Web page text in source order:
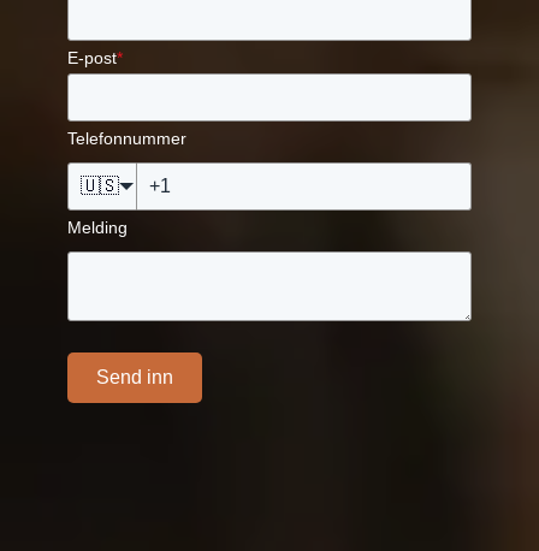
E-post*
Telefonnummer
🇺🇸
Melding
Send inn